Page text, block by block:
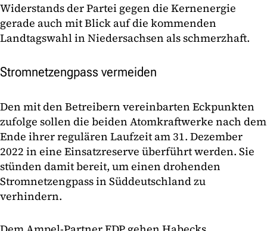
Widerstands der Partei gegen die Kernenergie
gerade auch mit Blick auf die kommenden
Landtagswahl in Niedersachsen als schmerzhaft.
Stromnetzengpass vermeiden
Den mit den Betreibern vereinbarten Eckpunkten
zufolge sollen die beiden Atomkraftwerke nach dem
Ende ihrer regulären Laufzeit am 31. Dezember
2022 in eine Einsatzreserve überführt werden. Sie
stünden damit bereit, um einen drohenden
Stromnetzengpass in Süddeutschland zu
verhindern.